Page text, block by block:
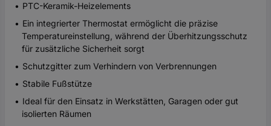
PTC-Keramik-Heizelements
Ein integrierter Thermostat ermöglicht die präzise
Temperatureinstellung, während der Überhitzungsschutz
für zusätzliche Sicherheit sorgt
Schutzgitter zum Verhindern von Verbrennungen
Stabile Fußstütze
Ideal für den Einsatz in Werkstätten, Garagen oder gut
isolierten Räumen